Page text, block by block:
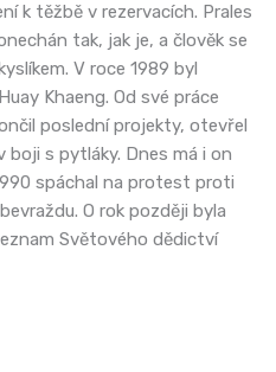
k těžbě v rezervacích. Prales
tak, jak je, a člověk se
V roce 1989 byl
Khaeng. Od své práce
poslední projekty, otevřel
boji s pytláky. Dnes má i on
spáchal na protest proti
O rok později byla
Světového dědictví